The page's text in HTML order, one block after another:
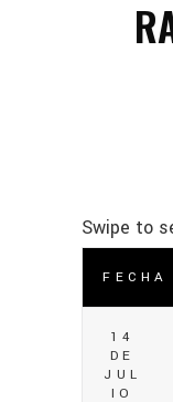
FECHA
14
DE
JUL
IO